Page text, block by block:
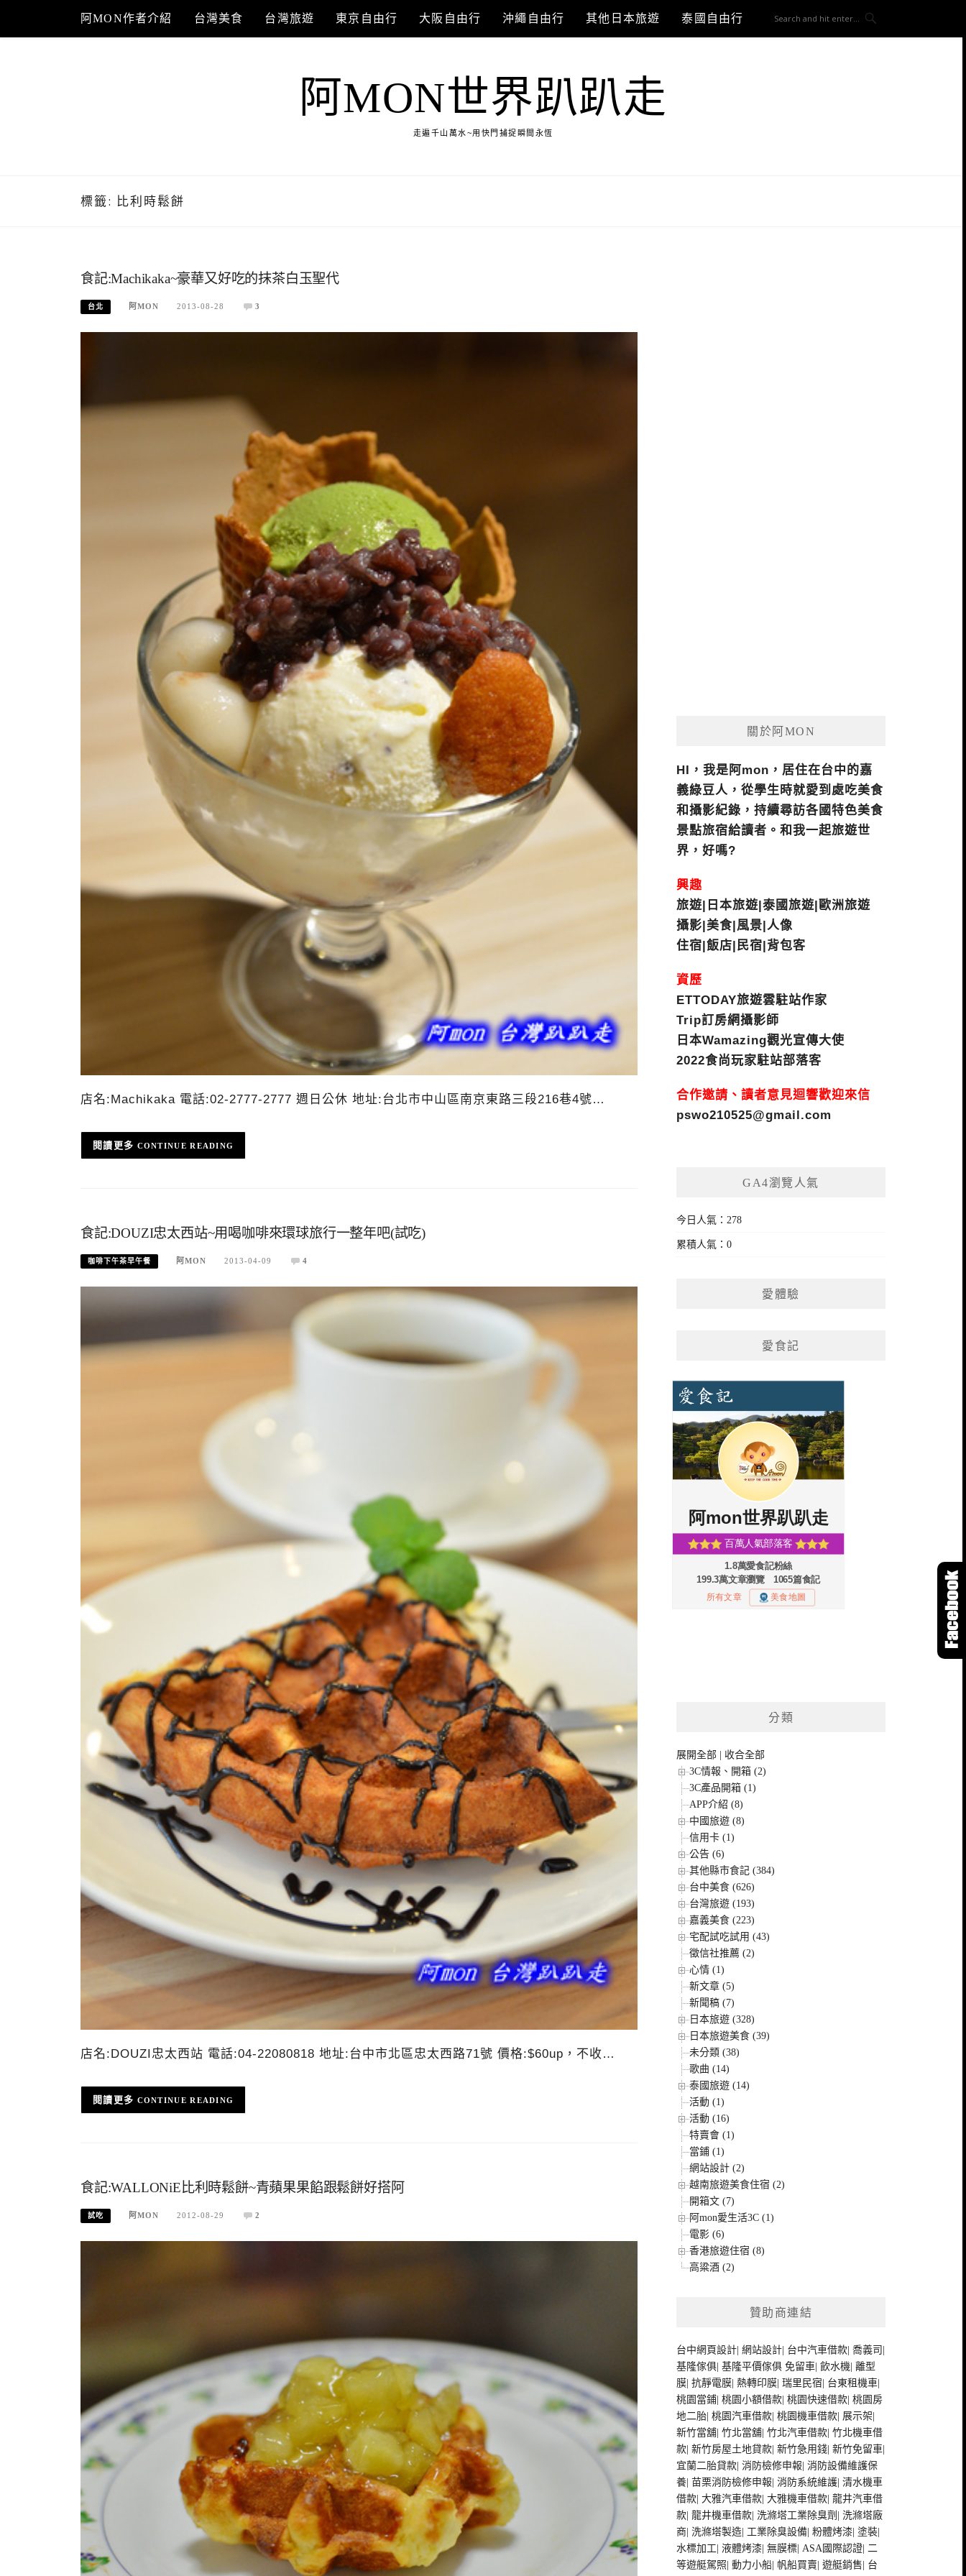
content
阿MON作者介紹 台灣美食 台灣旅遊 東京自由行 大阪自由行 沖繩自由行 其他日本旅遊 泰國自由行
阿MON世界趴趴走
走遍千山萬水~用快門捕捉瞬間永恆
標籤: 比利時鬆餅
食記:Machikaka~豪華又好吃的抹茶白玉聖代
台北 阿MON 2013-08-28 3
店名:Machikaka 電話:02-2777-2777 週日公休 地址:台北市中山區南京東路三段216巷4號…
CONTINUE READING
食記:DOUZI忠太西站~用喝咖啡來環球旅行一整年吧(試吃)
咖啡下午茶早午餐 阿MON 2013-04-09 4
店名:DOUZI忠太西站 電話:04-22080818 地址:台中市北區忠太西路71號 價格:$60up，不收…
CONTINUE READING
食記:WALLONiE比利時鬆餅~青蘋果果餡跟鬆餅好搭阿
試吃 阿MON 2012-08-29 2
關於阿MON
HI，我是阿mon，居住在台中的嘉
義綠豆人，從學生時就愛到處吃美食
和攝影紀錄，持續尋訪各國特色美食
景點旅宿給讀者。和我一起旅遊世
界，好嗎?
興趣
旅遊|日本旅遊|泰國旅遊|歐洲旅遊
攝影|美食|風景|人像
住宿|飯店|民宿|背包客
資歷
ETTODAY旅遊雲駐站作家
Trip訂房網攝影師
日本Wamazing觀光宣傳大使
2022食尚玩家駐站部落客
合作邀請、讀者意見迴響歡迎來信
pswo210525@gmail.com
GA4瀏覽人氣
今日人氣：278
累積人氣：0
愛體驗
愛食記
分類
展開全部
收合全部
3C情報、開箱 (2)
3C產品開箱 (1)
APP介紹 (8)
中國旅遊 (8)
信用卡 (1)
公告 (6)
其他縣市食記 (384)
台中美食 (626)
台灣旅遊 (193)
嘉義美食 (223)
宅配試吃試用 (43)
徵信社推薦 (2)
心情 (1)
新文章 (5)
新聞稿 (7)
日本旅遊 (328)
日本旅遊美食 (39)
未分類 (38)
歌曲 (14)
泰國旅遊 (14)
活動 (1)
活動 (16)
特賣會 (1)
當鋪 (1)
網站設計 (2)
越南旅遊美食住宿 (2)
開箱文 (7)
阿mon愛生活3C (1)
電影 (6)
香港旅遊住宿 (8)
高粱酒 (2)
贊助商連結
台中網頁設計 |網站設計 台中汽車借款 |喬義司
基隆傢俱 |基隆平價傢俱 免留車 |飲水機 |離型
膜 |抗靜電膜 |熱轉印膜 |瑞里民宿 台東租機車
桃園當鋪 |桃園小額借款 |桃園快速借款 |桃園房
地二胎 |桃園汽車借款 |桃園機車借款 展示架
新竹當舖 |竹北當舖 |竹北汽車借款 |竹北機車借
款 |新竹房屋土地貸款 |新竹急用錢 |新竹免留車
宜蘭二胎貸款 |消防檢修申報 |消防設備維護保
養 |苗栗消防檢修申報 |消防系統維護 |清水機車
借款 |大雅汽車借款 |大雅機車借款 |龍井汽車借
款 |龍井機車借款 洗滌塔工業除臭劑
洗滌塔廠
商 洗滌塔製造 工業除臭設備 |粉體烤漆 |塗裝
水標加工 |液體烤漆 |無膜標 |ASA國際認證 |二
等遊艇駕照 |動力小船 帆船買賣 |遊艇銷售 台